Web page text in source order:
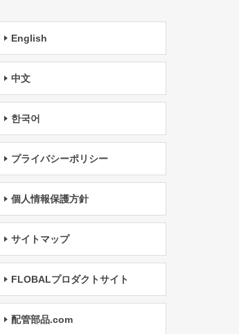
English
中文
한국어
プライバシーポリシー
個人情報保護方針
サイトマップ
FLOBALプロダクトサイト
配管部品.com